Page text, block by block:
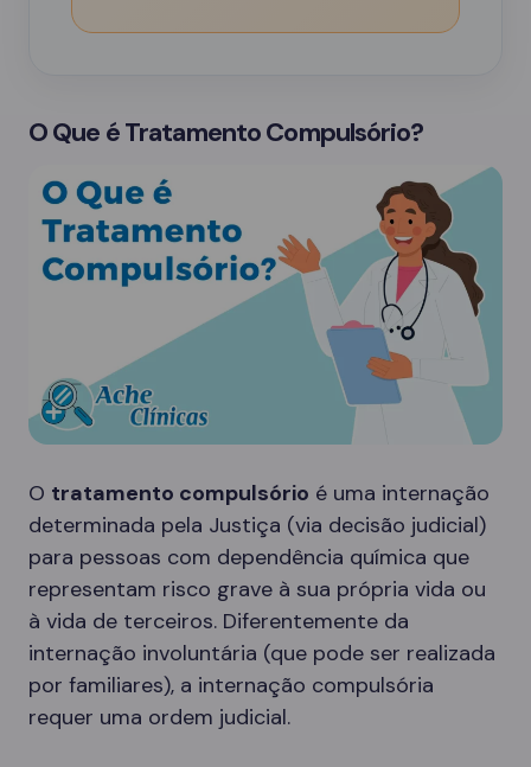
O Que é Tratamento Compulsório?
O tratamento compulsório é uma internação
determinada pela Justiça (via decisão judicial)
para pessoas com dependência química que
representam risco grave à sua própria vida ou
à vida de terceiros. Diferentemente da
internação involuntária (que pode ser realizada
por familiares), a internação compulsória
requer uma ordem judicial.